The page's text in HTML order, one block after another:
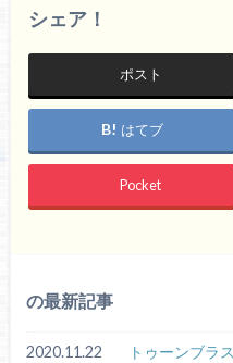
シェア！
ポスト
はてブ
Pocket
の最新記事
2020.11.22
トゥーンブラ